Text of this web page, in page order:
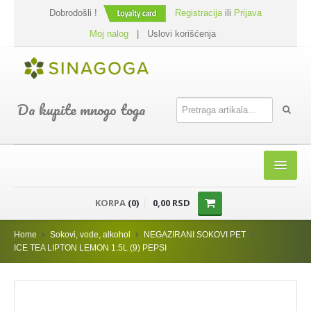
Dobrodošli ! Registracijaili Prijava
Moj nalog
Uslovi korišćenja
Da kupite mnogo toga
SHOP
PREHRANA
KORPA (0) 0,00 RSD
Home Sokovi, vode, alkohol
NEGAZIRANI SOKOVI PET
ICE TEA LIPTON LEMON 1.5L (9) PEPSI